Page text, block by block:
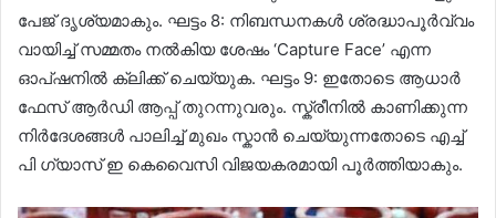
പേജ് ദൃശ്യമാകും. ഘട്ടം 8: നിബന്ധനകൾ ശ്രദ്ധാപൂർവ്വം
വായിച്ച് സമ്മതം നൽകിയ ശേഷം ‘Capture Face’ എന്ന
ഓപ്ഷനിൽ ക്ലിക്ക് ചെയ്യുക. ഘട്ടം 9: ഇതോടെ ആധാർ
ഫേസ് ആർഡി ആപ്പ് തുറന്നുവരും. സ്ക്രീനിൽ കാണിക്കുന്ന
നിർദേശങ്ങൾ പാലിച്ച് മുഖം സ്കാൻ ചെയ്യുന്നതോടെ എച്ച്
പി ഗ്യാസ് ഇ കെവൈസി വിജയകരമായി പൂർത്തിയാകും.